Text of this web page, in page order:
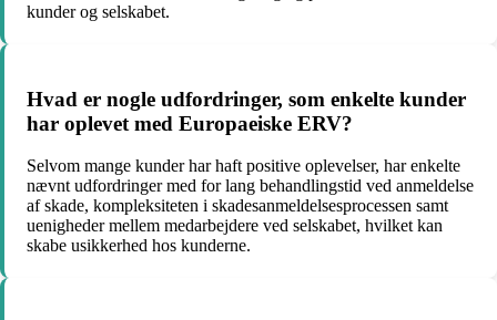
kunder og selskabet.
Hvad er nogle udfordringer, som enkelte kunder
har oplevet med Europaeiske ERV?
Selvom mange kunder har haft positive oplevelser, har enkelte
nævnt udfordringer med for lang behandlingstid ved anmeldelse
af skade, kompleksiteten i skadesanmeldelsesprocessen samt
uenigheder mellem medarbejdere ved selskabet, hvilket kan
skabe usikkerhed hos kunderne.